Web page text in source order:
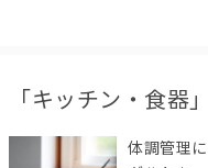
「キッチン・食器
体調管理